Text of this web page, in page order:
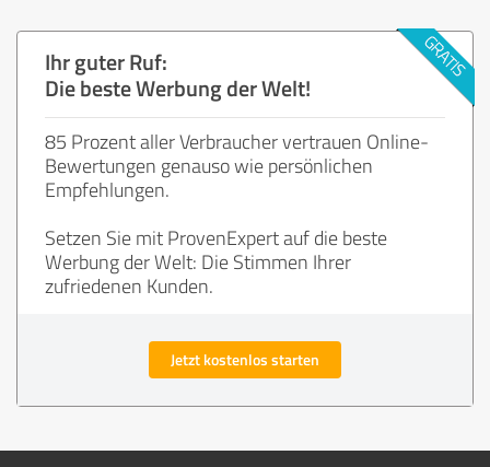
Ihr guter Ruf:
Die beste Werbung der Welt!
85 Prozent aller Verbraucher vertrauen Online-
Bewertungen genauso wie persönlichen
Empfehlungen.
Setzen Sie mit ProvenExpert auf die beste
Werbung der Welt: Die Stimmen Ihrer
zufriedenen Kunden.
Jetzt kostenlos starten